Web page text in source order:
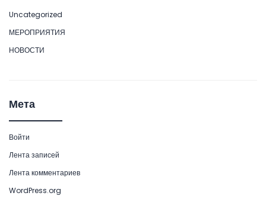
Uncategorized
МЕРОПРИЯТИЯ
НОВОСТИ
Мета
Войти
Лента записей
Лента комментариев
WordPress.org